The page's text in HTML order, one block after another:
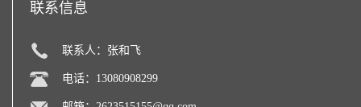
联系信息
联系人：张和飞
电话：13080908299